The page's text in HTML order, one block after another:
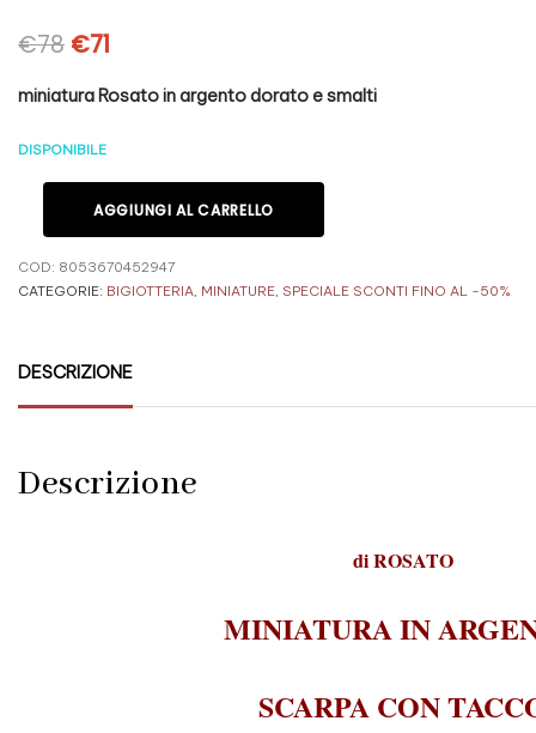
€78 €71
miniatura Rosato in argento dorato e smalti
DISPONIBILE
AGGIUNGI AL CARRELLO
COD: 8053670452947
CATEGORIE: BIGIOTTERIA, MINIATURE, SPECIALE SCONTI FINO AL -50%
DESCRIZIONE
Descrizione
diROSATO
MINIATURA IN
SCARPA CON